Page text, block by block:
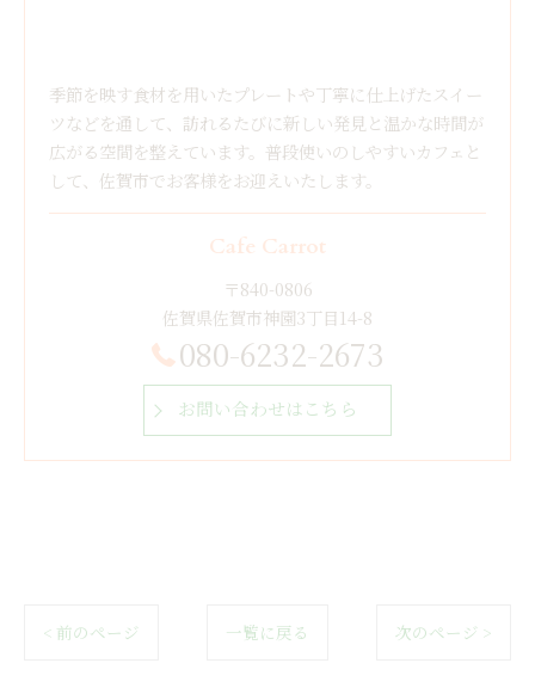
季節を映す食材を用いたプレートや丁寧に仕上げたスイー
ツなどを通して、訪れるたびに新しい発見と温かな時間が
広がる空間を整えています。普段使いのしやすいカフェと
して、佐賀市でお客様をお迎えいたします。
Cafe Carrot
〒840-0806
佐賀県佐賀市神園3丁目14-8
080-6232-2673
お問い合わせはこちら
< 前のページ 一覧に戻る 次のページ >